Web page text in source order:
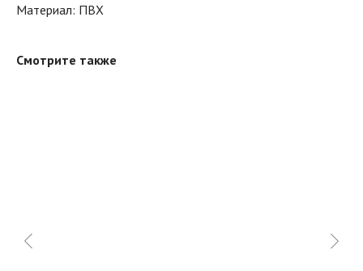
Материал: ПВХ
Смотрите также